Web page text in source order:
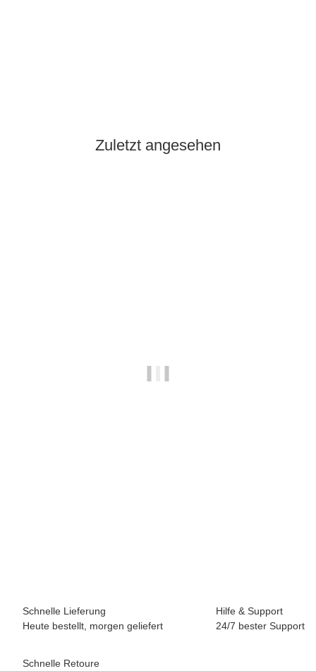
Zuletzt angesehen
Schnelle Lieferung
Heute bestellt, morgen geliefert
Hilfe & Support
24/7 bester Support
Schnelle Retoure